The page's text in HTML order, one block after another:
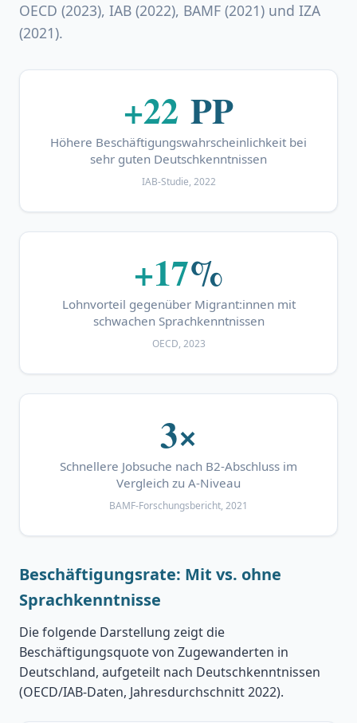
OECD (2023), IAB (2022), BAMF (2021) und IZA
(2021).
+22 PP
Höhere Beschäftigungswahrscheinlichkeit bei
sehr guten Deutschkenntnissen
IAB-Studie, 2022
+17%
Lohnvorteil gegenüber Migrant:innen mit
schwachen Sprachkenntnissen
OECD, 2023
3×
Schnellere Jobsuche nach B2-Abschluss im
Vergleich zu A-Niveau
BAMF-Forschungsbericht, 2021
Beschäftigungsrate: Mit vs. ohne
Sprachkenntnisse
Die folgende Darstellung zeigt die
Beschäftigungsquote von Zugewanderten in
Deutschland, aufgeteilt nach Deutschkenntnissen
(OECD/IAB-Daten, Jahresdurchschnitt 2022).